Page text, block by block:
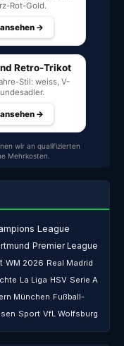
Rot-Gold.
→
Retro-Trikot
Stil: weiss, V-
→
wir an qualifizierten
Mehrkosten.
League
Premier League
WM 2026 Real Madrid
La Liga HSV Serie A
München Fußball-
Sport VfL Wolfsburg